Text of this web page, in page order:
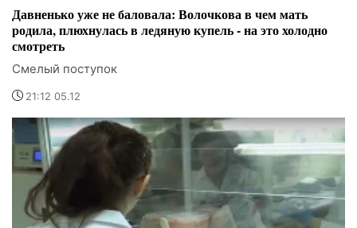
Давненько уже не баловала: Волочкова в чем мать
родила, плюхнулась в ледяную купель - на это холодно
смотреть
Смелый поступок
21:12 05.12